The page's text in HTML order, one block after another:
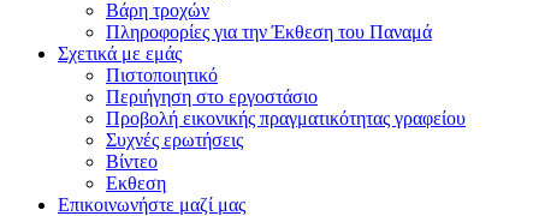
Βάρη τροχών
Πληροφορίες για την Έκθεση του Παναμά
Σχετικά με εμάς
Πιστοποιητικό
Περιήγηση στο εργοστάσιο
Προβολή εικονικής πραγματικότητας γραφείου
Συχνές ερωτήσεις
Βίντεο
Εκθεση
Επικοινωνήστε μαζί μας